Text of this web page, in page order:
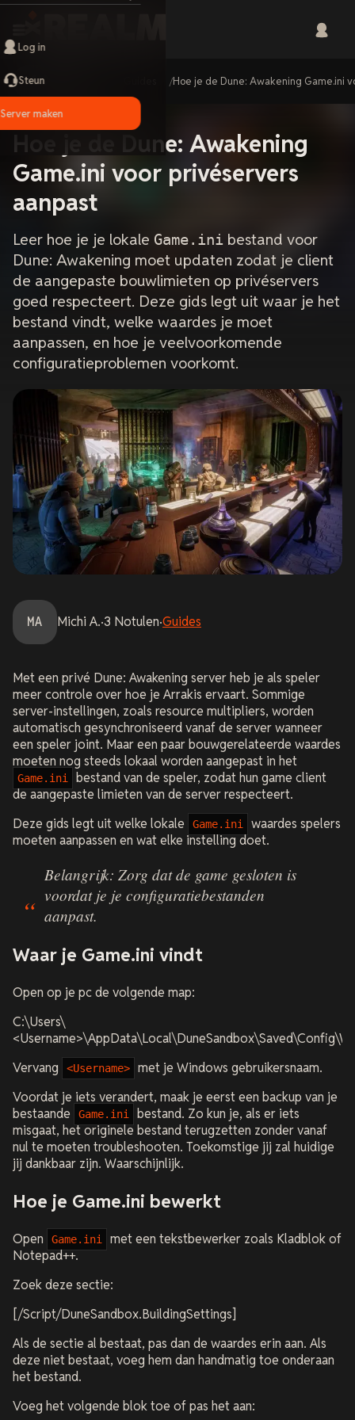
Log in
Steun
Server maken
Hoe je de Dune: Awakening Game.ini
Hoe je de Dune: Awakening
Game.ini voor privéservers
aanpast
Leer hoe je je lokale Game.ini bestand voor
Dune: Awakening moet updaten zodat je client
de aangepaste bouwlimieten op privéservers
goed respecteert. Deze gids legt uit waar je het
bestand vindt, welke waardes je moet
aanpassen, en hoe je veelvoorkomende
configuratieproblemen voorkomt.
MA Michi A.·3 Notulen·Guides
Met een privé Dune: Awakening server heb je als speler
meer controle over hoe je Arrakis ervaart. Sommige
server-instellingen, zoals resource multipliers, worden
automatisch gesynchroniseerd vanaf de server wanneer
een speler joint. Maar een paar bouwgerelateerde waardes
moeten nog steeds lokaal worden aangepast in het
Game.ini
bestand van de speler, zodat hun game client
de aangepaste limieten van de server respecteert.
Deze gids legt uit welke lokale
Game.ini
waardes spelers
moeten aanpassen en wat elke instelling doet.
Belangrijk: Zorg dat de game gesloten is
voordat je je configuratiebestanden
aanpast.
Waar je Game.ini vindt
Open op je pc de volgende map:
C:\Users\
Vervang
<Username>
met je Windows gebruikersnaam.
Voordat je iets verandert, maak je eerst een backup van je
bestaande
Game.ini
bestand. Zo kun je, als er iets
misgaat, het originele bestand terugzetten zonder vanaf
nul te moeten troubleshooten. Toekomstige jij zal huidige
jij dankbaar zijn. Waarschijnlijk.
Hoe je Game.ini bewerkt
Open Game.ini
met een tekstbewerker zoals Kladblok of
Notepad++.
Zoek deze sectie:
[/Script/DuneSandbox.BuildingSettings]
Als de sectie al bestaat, pas dan de waardes erin aan. Als
deze niet bestaat, voeg hem dan handmatig toe onderaan
het bestand.
Voeg het volgende blok toe of pas het aan: